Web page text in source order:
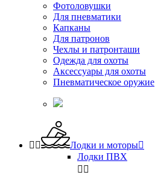
Фотоловушки
Для пневматики
Капканы
Для патронов
Чехлы и патронташи
Одежда для охоты
Аксессуары для охоты
Пневматическое оружие
  Лодки и моторы
Лодки ПВХ
 